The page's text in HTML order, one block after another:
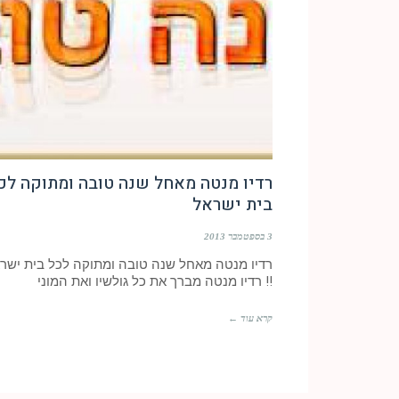
רדיו מנטה מאחל שנה טובה ומתוקה
בית ישראל
3 בספטמבר 2013
רדיו מנטה מאחל שנה טובה ומתוקה לכל בית
!! רדיו מנטה מברך את כל גולשיו ואת המוני
קרא עוד ←